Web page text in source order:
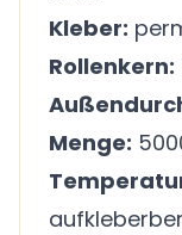
Kleber:
Rollenkern:
Menge: